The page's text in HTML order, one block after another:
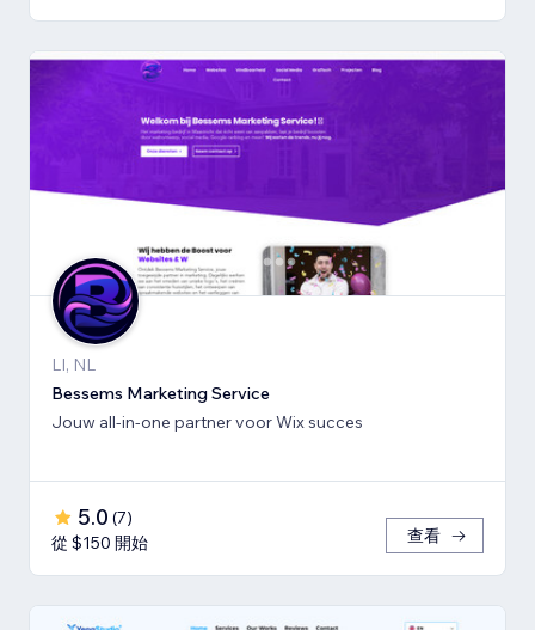
LI, NL
Bessems Marketing Service
Jouw all-in-one partner voor Wix succes
5.0 (7)
從 $150 開始
查看